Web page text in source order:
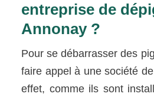
entreprise de
Annonay ?
Pour se débarrasser des
faire appel à une société
effet, comme ils sont